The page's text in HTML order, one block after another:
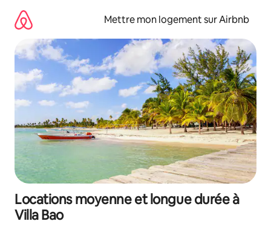
directement
Mettre mon logement sur Airbnb
Locations moyenne et longue durée à
Villa Bao